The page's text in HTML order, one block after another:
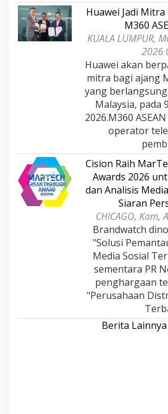
Huawei Jadi
M360
KUALA LUMPUR,
2026
Huawei akan
mitra bagi ajang
yang
Malaysia, pada
2026.M360
operator
Cision Raih
Awards 2026
dan Analisis
Siaran
CHICAGO, Kam,
Brandwatch
"Solusi
Media Sosial
sementara PR
penghargaan
"Perusahaan
Berita Lainnya